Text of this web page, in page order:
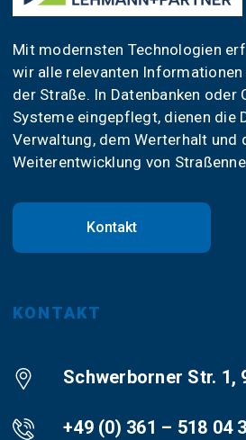
Mit modernsten Technologien
wir alle relevanten Informationen
der Straße. In Datenbanken
Systeme eingepflegt, dienen die
Verwaltung, dem Werterhalt und
Weiterentwicklung von
Kontakt
KONTAKT
Schwerborner Str. 1,
+49 (0) 361 – 518 04